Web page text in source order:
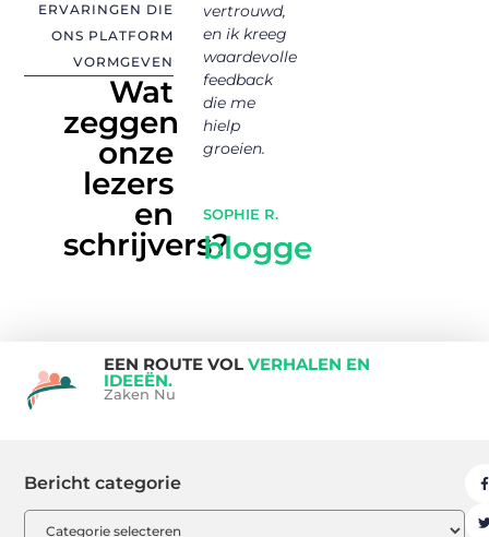
ERVARINGEN DIE
ONS PLATFORM
VORMGEVEN
Wat
zeggen
onze
lezers
en
schrijvers?
omgeving
waarin ik
echt
mezelf kan
LENA W.
schrijfster
vertrouwd,
en ik kreeg
waardevolle
feedback
die me
hielp
groeien.
SOPHIE R.
blogger
EEN ROUTE VOL VERHALEN EN
IDEEËN.
Zaken Nu
Bericht categorie